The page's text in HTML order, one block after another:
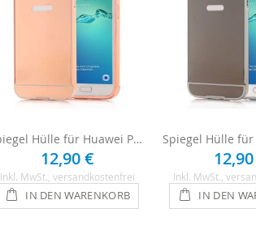
Spiegel Hülle für Huawei P8 Lite (2017) - Roségold
12,90 €
Inkl. MwSt. , versandkostenfrei
IN DEN WARENKORB
Inkl. MwSt. ,
IN DEN